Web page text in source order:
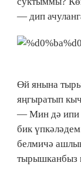
— дип
Өй янына
яңгыратып
— Мин дә ипи
бик
белмичә
тырышканбыз